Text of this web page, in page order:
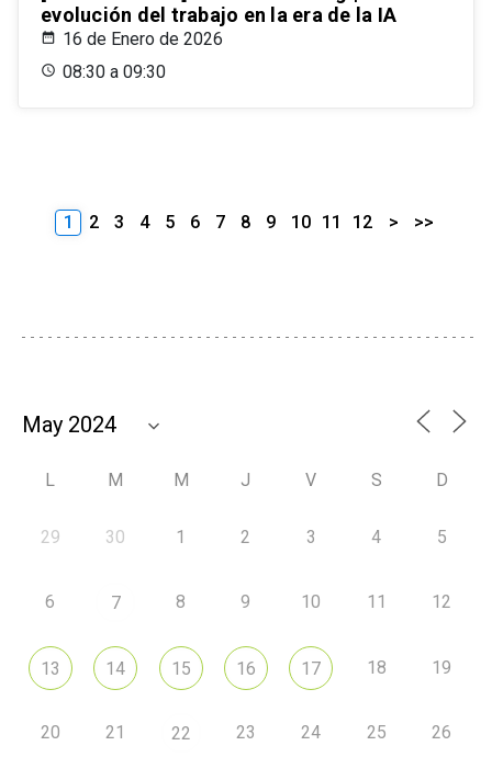
evolución del trabajo en la era de la IA
16 de Enero de 2026
08:30 a 09:30
1 2 3 4 5 6 7 8 9 10 11 12 > >>
L M M J V S D
29 30 1 2 3 4 5
6 7 8 9 10 11 12
13 14 15 16 17 18 19
20 21 22 23 24 25 26